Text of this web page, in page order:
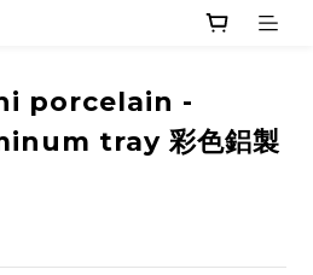
porcelain -
tray 彩色鋁製